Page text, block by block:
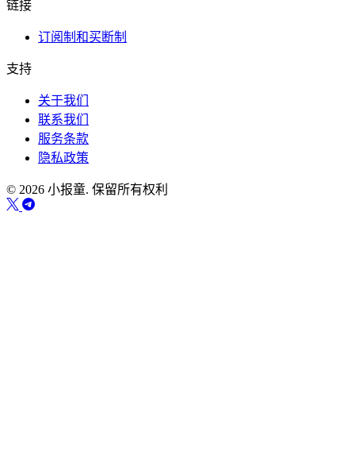
链接
订阅制和买断制
支持
关于我们
联系我们
服务条款
隐私政策
© 2026 小报童. 保留所有权利